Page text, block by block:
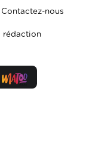
Contactez-nous
rédaction